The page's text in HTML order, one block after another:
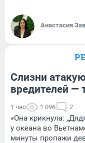
Анастасия
Слизни
вредителей —
1 час 1 096 2
«Она крикнула:
у океана во
минуты пропажи